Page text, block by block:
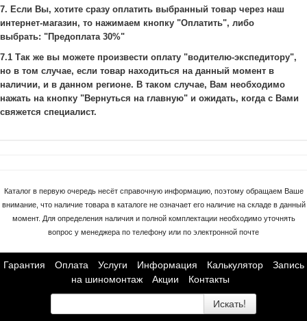
7. Если Вы, хотите сразу оплатить выбранный товар через наш
интернет-магазин, то нажимаем кнопку "Оплатить", либо
выбрать: "Предоплата 30%"
7.1 Так же вы можете произвести оплату "водителю-экспедитору",
но в том случае, если товар находиться на данный момент в
наличии, и в данном регионе. В таком случае, Вам необходимо
нажать на кнопку "Вернуться на главную" и ожидать, когда с Вами
свяжется специалист.
Каталог в первую очередь несёт справочную информацию, поэтому обращаем Ваше
внимание, что наличие товара в каталоге не означает его наличие на складе в данный
момент. Для определения наличия и полной комплектации необходимо уточнять
вопрос у менеджера по телефону или по электронной почте
Гарантия Оплата Услуги Информация Калькулятор
Запись
на шиномонтаж
Акции Контакты
Искать!